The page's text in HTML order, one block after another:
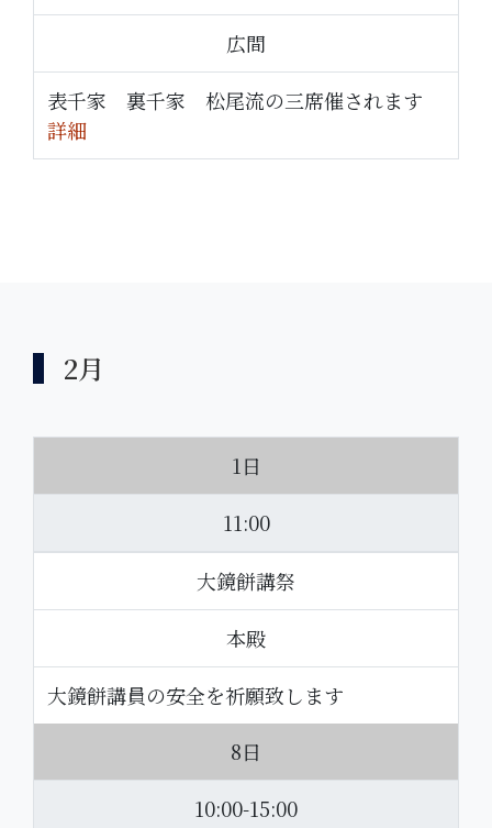
広間
表千家 裏千家 松尾流の三席催されます
詳細
2月
1日
11:00
大鏡餅講祭
本殿
大鏡餅講員の安全を祈願致します
8日
10:00-15:00